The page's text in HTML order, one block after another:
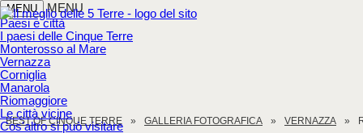
MENU
MENU
Paesi e città
I paesi delle Cinque Terre
Monterosso al Mare
Vernazza
Corniglia
Manarola
Riomaggiore
Le città vicine
Cos'altro si può visitare
BEST OF CINQUE TERRE GALLERIA FOTOGRAFICA VERNAZZA